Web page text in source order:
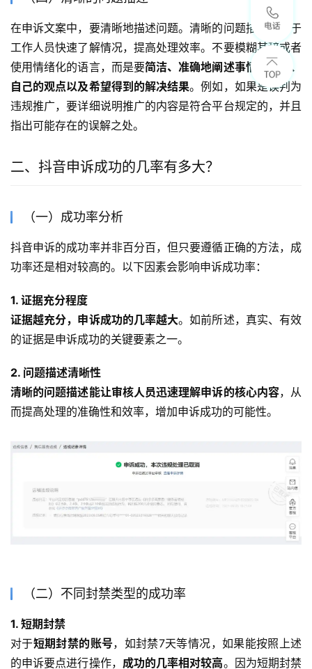
在申诉文案中，要清晰地描述问题。清晰的问题描述有助于
工作人员快速了解情况，提高处理效率。不要模糊其辞或者
使用情绪化的语言，而是要简洁、准确地阐述事情的经过、
自己的观点以及希望得到的解决结果。例如，如果是误判为
违规推广，要详细说明推广的内容是符合平台规定的，并且
指出可能存在的误解之处。
二、抖音申诉成功的几率有多大？
（一）成功率分析
抖音申诉的成功率并非百分百，但只要遵循正确的方法，成
功率还是相对较高的。以下因素会影响申诉成功率：
1. 证据充分程度
证据越充分，申诉成功的几率越大。如前所述，真实、有效
的证据是申诉成功的关键要素之一。
2. 问题描述清晰性
清晰的问题描述能让审核人员迅速理解申诉的核心内容，从
而提高处理的准确性和效率，增加申诉成功的可能性。
（二）不同封禁类型的成功率
1. 短期封禁
对于短期封禁的账号，如封禁7天等情况，如果能按照上述
的申诉要点进行操作， 成功的几率相对较高。因为短期封禁